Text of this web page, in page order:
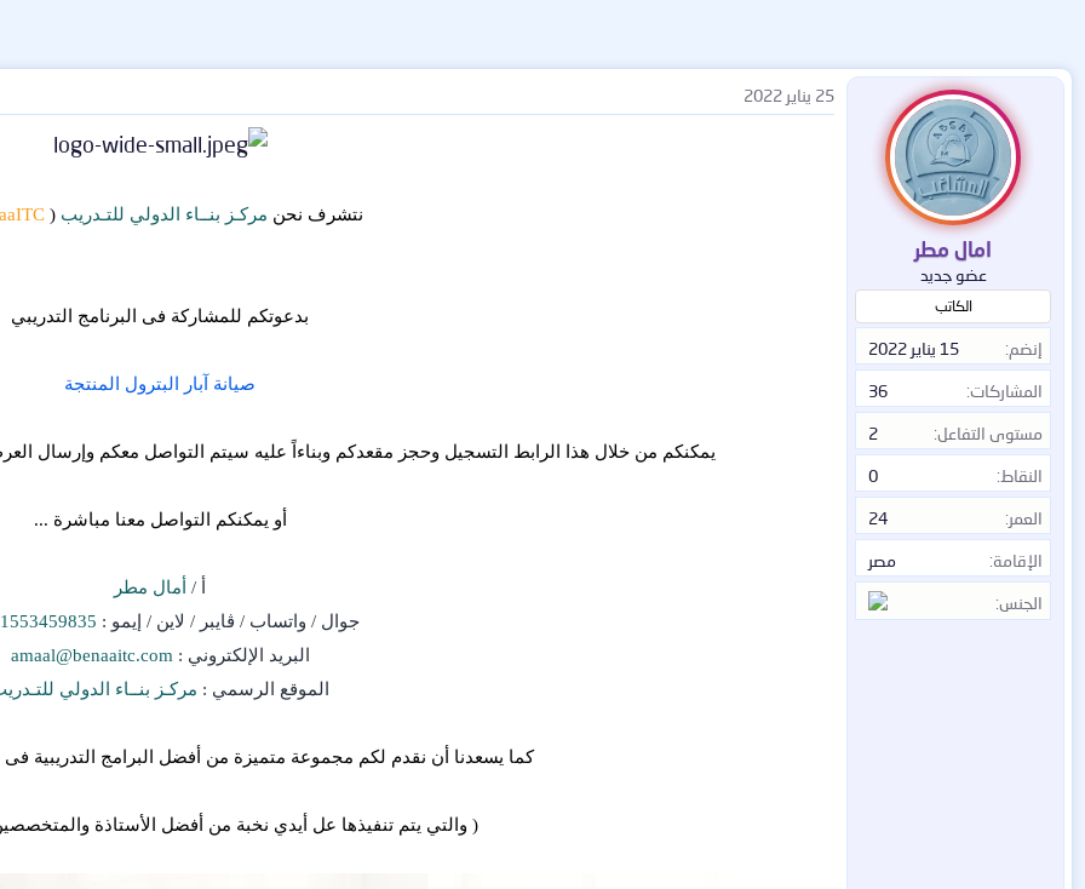
امال مطر
عضو جديد
الكاتب
إنضم 15 يناير 2022
المشاركات 36
مستوى التفاعل 2
النقاط 0
العمر 24
الإقامة مصر
الجنس
25 يناير 2022
نتشرف نحن مركـز بنــاء الدولي للتـدريب (
بدعوتكم للمشاركة فى البرنامج التدريبي
صيانة آبار البترول المنتجة
يمكنكم من خلال هذا الرابط التسجيل وحجز مقعدكم وبناءاً عليه سيتم التواصل معكم وإرسال
أو يمكنكم التواصل معنا مباشرة ...
أ / أمال مطر
جوال / واتساب / ڨايبر / لاين / إيمو :
البريد الإلكتروني : amaal@benaaitc.com
الموقع الرسمي : مركـز بنــاء الدولي
كما يسعدنا أن نقدم لكم مجموعة متميزة من أفضل البرامج التدريبية
( والتي يتم تنفيذها عل أيدي نخبة من أفضل الأستاذة